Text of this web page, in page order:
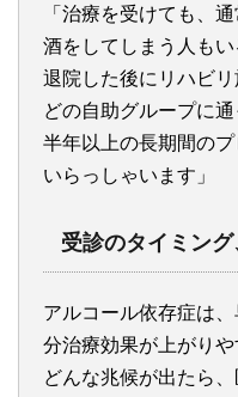
「治療を受けても、
酒をしてしまう人もい
退院した後にリハビ
どの自助グループに通
半年以上の長期間の
いらっしゃいます」
受診のタイミン
アルコール依存症は
分治療効果が上がりや
どんな兆候が出たら